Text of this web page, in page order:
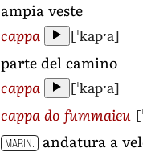
ampia veste
cappa
[ˈkapˑa]
parte del camino
cappa
[ˈkapˑa]
cappa do fummaieu
MARIN.
andatura a